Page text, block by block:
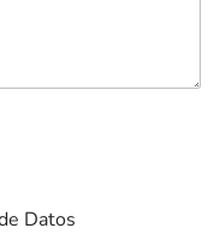
Datos